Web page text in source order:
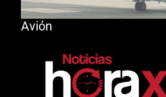
Avión